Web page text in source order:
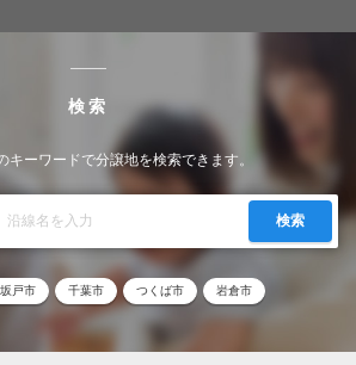
検索
キーワードで分譲地を検索できます。
検索
坂戸市 千葉市 つくば市 岩倉市